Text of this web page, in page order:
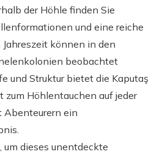
der Höhle finden Sie
und eine reiche
können in den
beobachtet
und Struktur bietet die Kaputaş
zum Höhlentauchen auf jeder
Abenteurern ein
um dieses unentdeckte